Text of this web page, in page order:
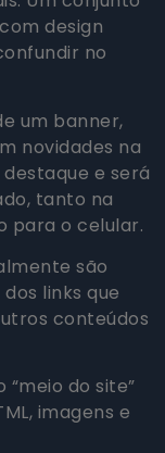
design
no
um banner,
novidades na
e será
tanto na
para o celular.
são
links que
conteúdos
do site”
imagens e